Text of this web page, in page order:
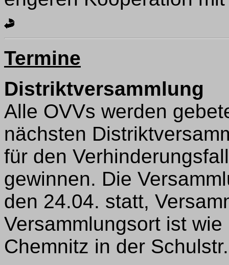
Termine
Distriktversammlung
Alle OVVs werden
nächsten
für den
gewinnen. Die
den 24.04. statt,
Versammlungsort ist
Chemnitz in der